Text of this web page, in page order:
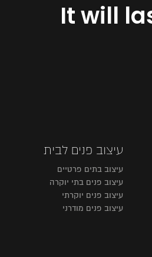
It will
עיצוב פנים לבית
עיצוב בתים פרטיים
עיצוב פנים בתי יוקרה
עיצוב פנים יוקרתי
עיצוב פנים מודרני